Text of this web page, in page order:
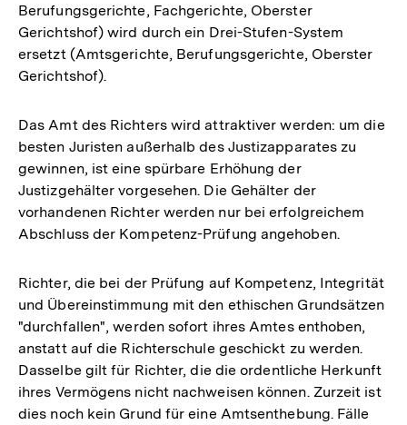
Berufungsgerichte, Fachgerichte, Oberster
Gerichtshof) wird durch ein Drei-Stufen-System
ersetzt (Amtsgerichte, Berufungsgerichte, Oberster
Gerichtshof).
Das Amt des Richters wird attraktiver werden: um die
besten Juristen außerhalb des Justizapparates zu
gewinnen, ist eine spürbare Erhöhung der
Justizgehälter vorgesehen. Die Gehälter der
vorhandenen Richter werden nur bei erfolgreichem
Abschluss der Kompetenz-Prüfung angehoben.
Richter, die bei der Prüfung auf Kompetenz, Integrität
und Übereinstimmung mit den ethischen Grundsätzen
"durchfallen", werden sofort ihres Amtes enthoben,
anstatt auf die Richterschule geschickt zu werden.
Dasselbe gilt für Richter, die die ordentliche Herkunft
ihres Vermögens nicht nachweisen können. Zurzeit ist
dies noch kein Grund für eine Amtsenthebung. Fälle